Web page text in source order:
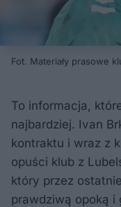
Fot. Materiały prasowe
To informacja,
najbardziej. Ivan
kontraktu i wraz z
opuści klub z
który przez
prawdziwą opoką i